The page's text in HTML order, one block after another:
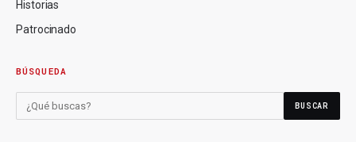
Historias
Patrocinado
BÚSQUEDA
BUSCAR